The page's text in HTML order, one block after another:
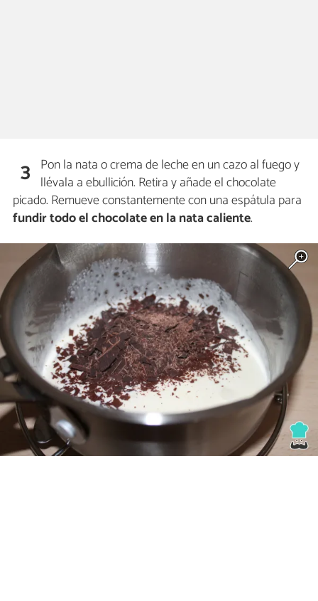
3 Pon la nata o crema de leche en un cazo al fuego y
llévala a ebullición. Retira y añade el chocolate
picado. Remueve constantemente con una espátula para
fundir todo el chocolate en la nata caliente.